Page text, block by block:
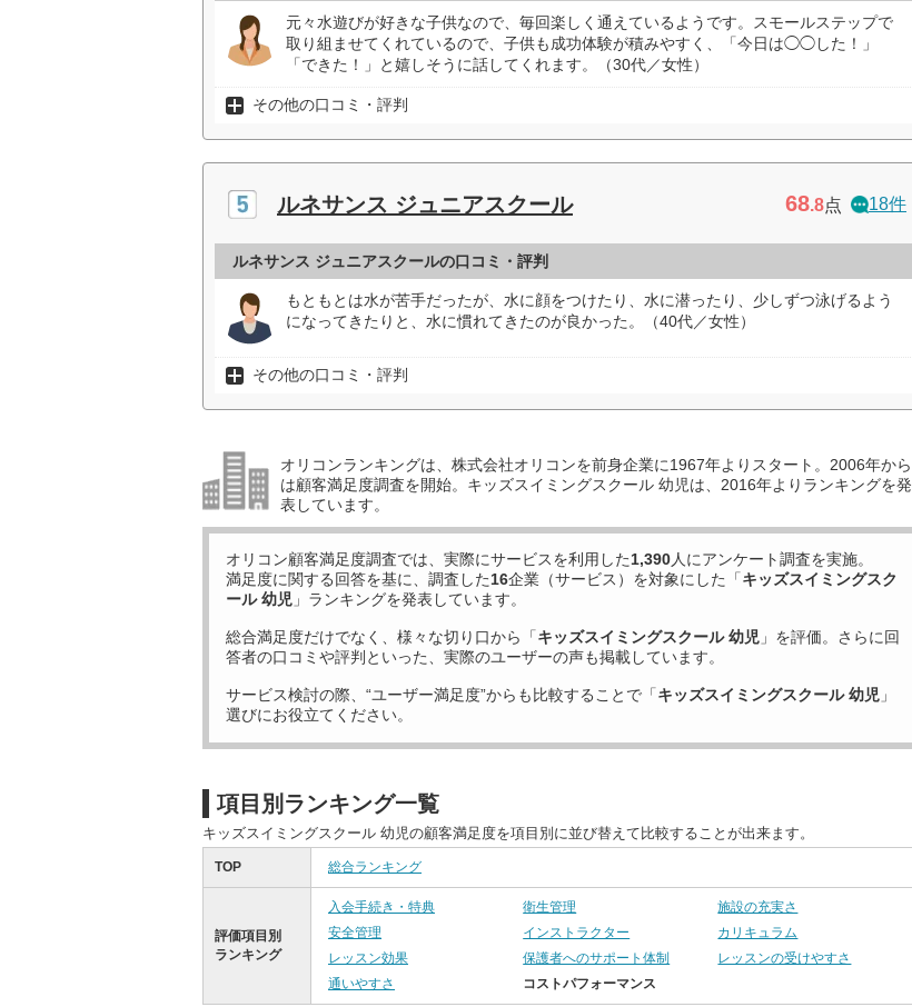
元々水遊びが好きな子供なので、毎回楽しく通えているようです。スモールステップで
取り組ませてくれているので、子供も成功体験が積みやすく、「今日は◯◯した！」
「できた！」と嬉しそうに話してくれます。（30代／女性）
その他の口コミ・評判
ルネサンス ジュニアスクール 68.8点 18件
ルネサンス ジュニアスクールの口コミ・評判
もともとは水が苦手だったが、水に顔をつけたり、水に潜ったり、少しずつ泳げるよう
になってきたりと、水に慣れてきたのが良かった。（40代／女性）
その他の口コミ・評判
オリコンランキングは、株式会社オリコンを前身企業に1967年よりスタート。2006年から
は顧客満足度調査を開始。キッズスイミングスクール 幼児は、2016年よりランキングを発
表しています。
オリコン顧客満足度調査では、実際にサービスを利用した1,390人にアンケート調査を実施。
満足度に関する回答を基に、調査した16企業（サービス）を対象にした「キッズスイミングスク
ール 幼児 」ランキングを発表しています。
総合満足度だけでなく、様々な切り口から「キッズスイミングスクール 幼児 」を評価。さらに回
答者の口コミや評判といった、実際のユーザーの声も掲載しています。
サービス検討の際、“ユーザー満足度”からも比較することで「キッズスイミングスクール 幼児 」
選びにお役立てください。
項目別ランキング一覧
キッズスイミングスクール 幼児の顧客満足度を項目別に並び替えて比較することが出来ます。
TOP 総合ランキング
評価項目別
ランキング
入会手続き・特典 衛生管理
施設の充実さ
安全管理
インストラクター
カリキュラム
レッスン効果
保護者へのサポート体制
レッスンの受けやすさ
通いやすさ
コストパフォーマンス